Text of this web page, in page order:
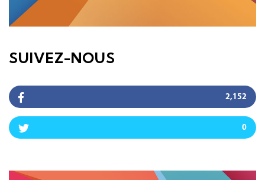
SUIVEZ-NOUS
2,152
0